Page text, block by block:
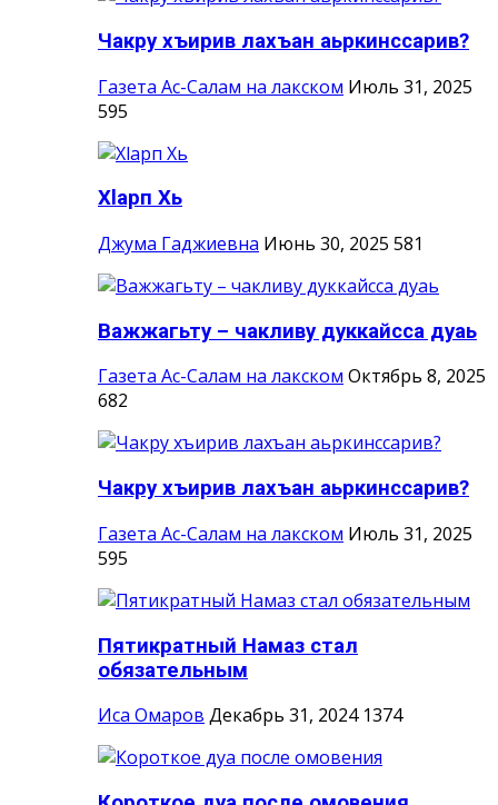
Чакру хъирив лахъан аьркинссарив?
Газета Ас-Салам на лакском Июль 31, 2025
595
Хlарп Хь
Джума Гаджиевна Июнь 30, 2025 581
Важжагьту – чакливу дуккайсса дуаь
Газета Ас-Салам на лакском Октябрь 8, 2025
682
Чакру хъирив лахъан аьркинссарив?
Газета Ас-Салам на лакском Июль 31, 2025
595
Пятикратный Намаз стал
обязательным
Иса Омаров Декабрь 31, 2024 1374